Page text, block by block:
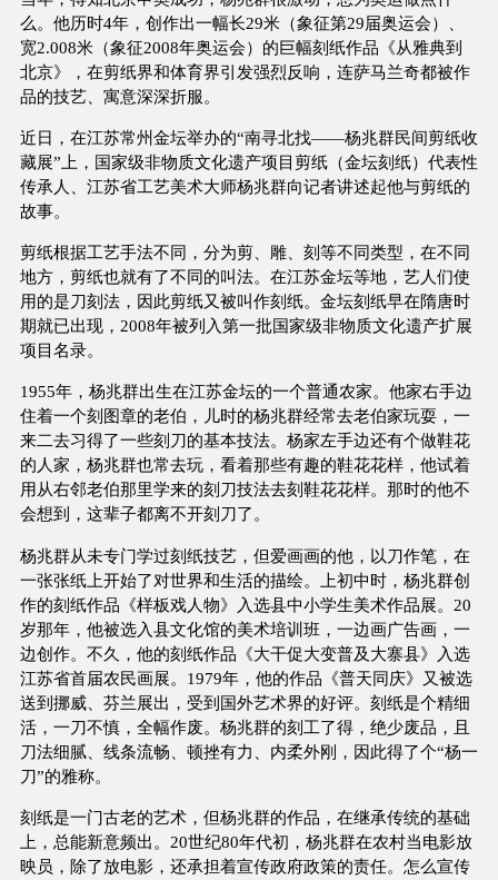
么。他历时4年，创作出一幅长29米（象征第29届奥运会）、
宽2.008米（象征2008年奥运会）的巨幅刻纸作品《从雅典到
北京》，在剪纸界和体育界引发强烈反响，连萨马兰奇都被作
品的技艺、寓意深深折服。
近日，在江苏常州金坛举办的“南寻北找——杨兆群民间剪纸收
藏展”上，国家级非物质文化遗产项目剪纸（金坛刻纸）代表性
传承人、江苏省工艺美术大师杨兆群向记者讲述起他与剪纸的
故事。
剪纸根据工艺手法不同，分为剪、雕、刻等不同类型，在不同
地方，剪纸也就有了不同的叫法。在江苏金坛等地，艺人们使
用的是刀刻法，因此剪纸又被叫作刻纸。金坛刻纸早在隋唐时
期就已出现，2008年被列入第一批国家级非物质文化遗产扩展
项目名录。
1955年，杨兆群出生在江苏金坛的一个普通农家。他家右手边
住着一个刻图章的老伯，儿时的杨兆群经常去老伯家玩耍，一
来二去习得了一些刻刀的基本技法。杨家左手边还有个做鞋花
的人家，杨兆群也常去玩，看着那些有趣的鞋花花样，他试着
用从右邻老伯那里学来的刻刀技法去刻鞋花花样。那时的他不
会想到，这辈子都离不开刻刀了。
杨兆群从未专门学过刻纸技艺，但爱画画的他，以刀作笔，在
一张张纸上开始了对世界和生活的描绘。上初中时，杨兆群创
作的刻纸作品《样板戏人物》入选县中小学生美术作品展。20
岁那年，他被选入县文化馆的美术培训班，一边画广告画，一
边创作。不久，他的刻纸作品《大干促大变普及大寨县》入选
江苏省首届农民画展。1979年，他的作品《普天同庆》又被选
送到挪威、芬兰展出，受到国外艺术界的好评。刻纸是个精细
活，一刀不慎，全幅作废。杨兆群的刻工了得，绝少废品，且
刀法细腻、线条流畅、顿挫有力、内柔外刚，因此得了个“杨一
刀”的雅称。
刻纸是一门古老的艺术，但杨兆群的作品，在继承传统的基础
上，总能新意频出。20世纪80年代初，杨兆群在农村当电影放
映员，除了放电影，还承担着宣传政府政策的责任。怎么宣传